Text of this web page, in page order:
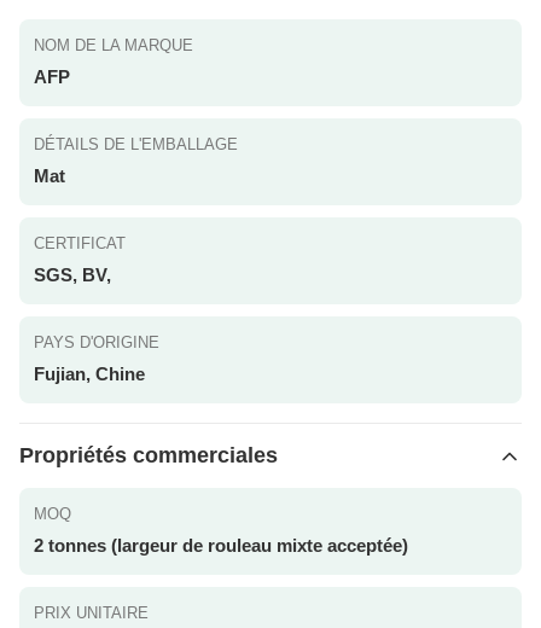
NOM DE LA MARQUE
AFP
DÉTAILS DE L'EMBALLAGE
Mat
CERTIFICAT
SGS, BV,
PAYS D'ORIGINE
Fujian, Chine
Propriétés commerciales
MOQ
2 tonnes (largeur de rouleau mixte acceptée)
PRIX UNITAIRE